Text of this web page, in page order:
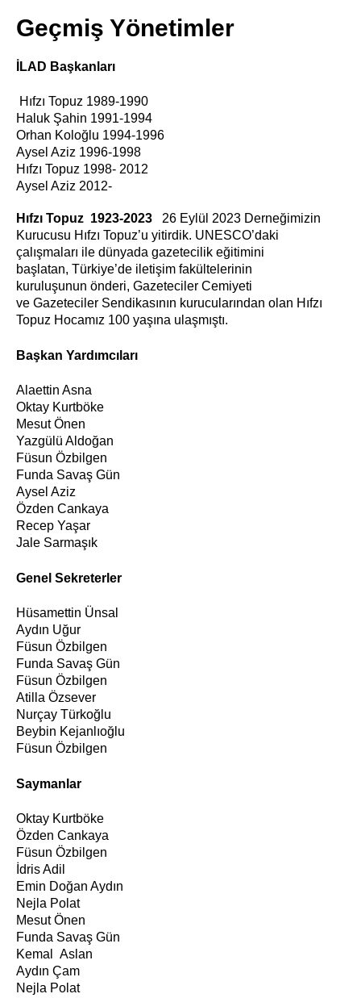
Geçmiş Yönetimler
İLAD Başkanları
Hıfzı Topuz 1989-1990
Haluk Şahin 1991-1994
Orhan Koloğlu 1994-1996
Aysel Aziz 1996-1998
Hıfzı Topuz 1998- 2012
Aysel Aziz 2012-
Hıfzı Topuz 1923-2023 26 Eylül 2023 Derneğimizin
Kurucusu Hıfzı Topuz’u yitirdik. UNESCO’daki
çalışmaları ile dünyada gazetecilik eğitimini
başlatan, Türkiye’de iletişim fakültelerinin
kuruluşunun önderi, Gazeteciler Cemiyeti
ve Gazeteciler Sendikasının kurucularından olan Hıfzı
Topuz Hocamız 100 yaşına ulaşmıştı.
Başkan Yardımcıları
Alaettin Asna
Oktay Kurtböke
Mesut Önen
Yazgülü Aldoğan
Füsun Özbilgen
Funda Savaş Gün
Aysel Aziz
Özden Cankaya
Recep Yaşar
Jale Sarmaşık
Genel Sekreterler
Hüsamettin Ünsal
Aydın Uğur
Füsun Özbilgen
Funda Savaş Gün
Füsun Özbilgen
Atilla Özsever
Nurçay Türkoğlu
Beybin Kejanlıoğlu
Füsun Özbilgen
Saymanlar
Oktay Kurtböke
Özden Cankaya
Füsun Özbilgen
İdris Adil
Emin Doğan Aydın
Nejla Polat
Mesut Önen
Funda Savaş Gün
Kemal Aslan
Aydın Çam
Nejla Polat